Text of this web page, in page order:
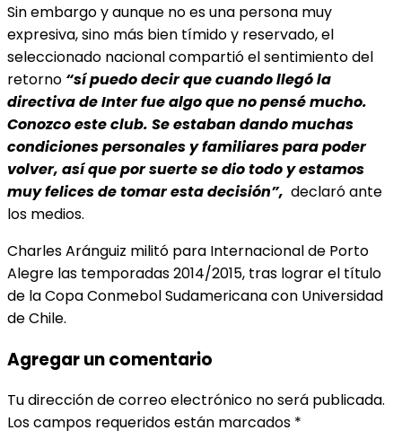
Sin embargo y aunque no es una persona muy
expresiva, sino más bien tímido y reservado, el
seleccionado nacional compartió el sentimiento del
retorno “sí puedo decir que cuando llegó la
directiva de Inter fue algo que no pensé mucho.
Conozco este club. Se estaban dando muchas
condiciones personales y familiares para poder
volver, así que por suerte se dio todo y estamos
muy felices de tomar esta decisión”, declaró ante
los medios.
Charles Aránguiz militó para Internacional de Porto
Alegre las temporadas 2014/2015, tras lograr el título
de la Copa Conmebol Sudamericana con Universidad
de Chile.
Agregar un comentario
Tu dirección de correo electrónico no será publicada.
Los campos requeridos están marcados *